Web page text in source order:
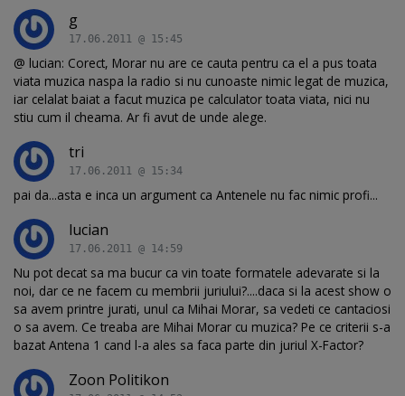
g
17.06.2011 @ 15:45
@ lucian: Corect, Morar nu are ce cauta pentru ca el a pus toata
viata muzica naspa la radio si nu cunoaste nimic legat de muzica,
iar celalat baiat a facut muzica pe calculator toata viata, nici nu
stiu cum il cheama. Ar fi avut de unde alege.
tri
17.06.2011 @ 15:34
pai da...asta e inca un argument ca Antenele nu fac nimic profi...
lucian
17.06.2011 @ 14:59
Nu pot decat sa ma bucur ca vin toate formatele adevarate si la
noi, dar ce ne facem cu membrii juriului?....daca si la acest show o
sa avem printre jurati, unul ca Mihai Morar, sa vedeti ce cantaciosi
o sa avem. Ce treaba are Mihai Morar cu muzica? Pe ce criterii s-a
bazat Antena 1 cand l-a ales sa faca parte din juriul X-Factor?
Zoon Politikon